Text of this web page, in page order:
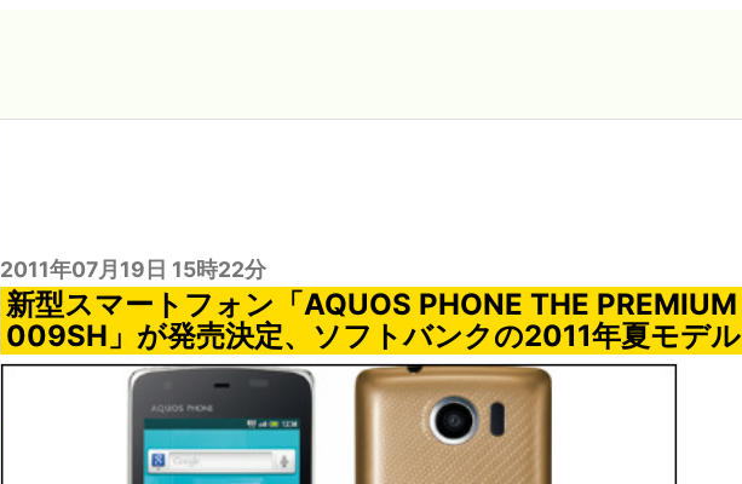
2011年07月19日 15時22分
新型スマートフォン「AQUOS PHONE THE PREMIUM
009SH」が発売決定、ソフトバンクの2011年夏モデル